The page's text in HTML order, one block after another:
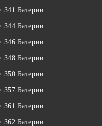
341 Батерии
344 Батерии
346 Батерии
348 Батерии
350 Батерии
357 Батерии
361 Батерии
362 Батерии